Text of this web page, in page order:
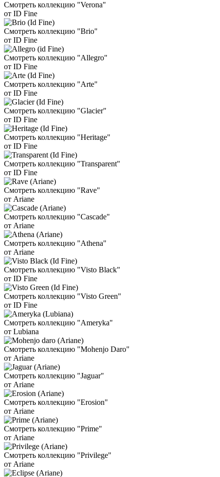
Смотреть коллекцию "Verona"
от ID Fine
Смотреть коллекцию "Brio"
от ID Fine
Смотреть коллекцию "Allegro"
от ID Fine
Смотреть коллекцию "Arte"
от ID Fine
Смотреть коллекцию "Glacier"
от ID Fine
Смотреть коллекцию "Heritage"
от ID Fine
Смотреть коллекцию "Transparent"
от ID Fine
Смотреть коллекцию "Rave"
от Ariane
Смотреть коллекцию "Cascade"
от Ariane
Смотреть коллекцию "Athena"
от Ariane
Смотреть коллекцию "Visto Black"
от ID Fine
Смотреть коллекцию "Visto Green"
от ID Fine
Смотреть коллекцию "Ameryka"
от Lubiana
Смотреть коллекцию "Mohenjo Daro"
от Ariane
Смотреть коллекцию "Jaguar"
от Ariane
Смотреть коллекцию "Erosion"
от Ariane
Смотреть коллекцию "Prime"
от Ariane
Смотреть коллекцию "Privilege"
от Ariane